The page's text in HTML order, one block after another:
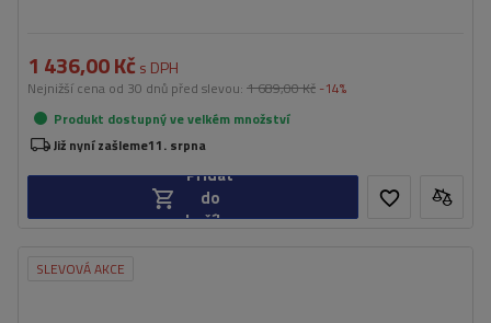
1 436,00 Kč s DPH
Nejnižší cena od 30 dnů před slevou: 1 689,00 Kč -14%
Produkt dostupný ve velkém množství
Již nyní zašleme11. srpna
Přidat
do
košíku
SLEVOVÁ AKCE